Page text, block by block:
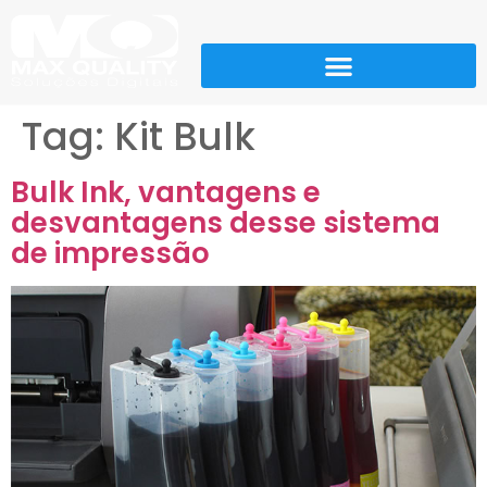
Tag: Kit Bulk
Bulk Ink, vantagens e
desvantagens desse sistema
de impressão